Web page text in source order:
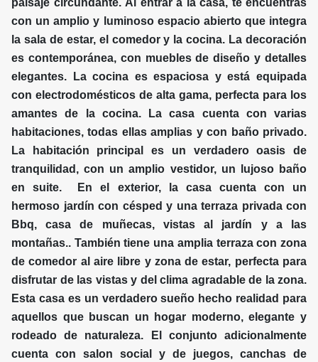
paisaje circundante. Al entrar a la casa, te encuentras
con un amplio y luminoso espacio abierto que integra
la sala de estar, el comedor y la cocina. La decoración
es contemporánea, con muebles de diseño y detalles
elegantes. La cocina es espaciosa y está equipada
con electrodomésticos de alta gama, perfecta para los
amantes de la cocina. La casa cuenta con varias
habitaciones, todas ellas amplias y con baño privado.
La habitación principal es un verdadero oasis de
tranquilidad, con un amplio vestidor, un lujoso baño
en suite. En el exterior, la casa cuenta con un
hermoso jardín con césped y una terraza privada con
Bbq, casa de muñecas, vistas al jardín y a las
montañas.. También tiene una amplia terraza con zona
de comedor al aire libre y zona de estar, perfecta para
disfrutar de las vistas y del clima agradable de la zona.
Esta casa es un verdadero sueño hecho realidad para
aquellos que buscan un hogar moderno, elegante y
rodeado de naturaleza. El conjunto adicionalmente
cuenta con salon social y de juegos, canchas de